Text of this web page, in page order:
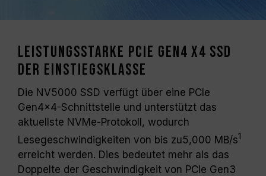
Leistungsstarke PCIe Gen4 x4 SSD
der Einstiegsklasse
Die NV5000 SSD verfügt über eine PCIe
Gen4x4-Schnittstelle und unterstützt das
aktuellste NVMe-Protokoll, wodurch
Lesegeschwindigkeiten von bis zu5,000 MB/s1
erreicht werden. Dies bedeutet mehr als das
Doppelte der Geschwindigkeit von PCIe Gen3